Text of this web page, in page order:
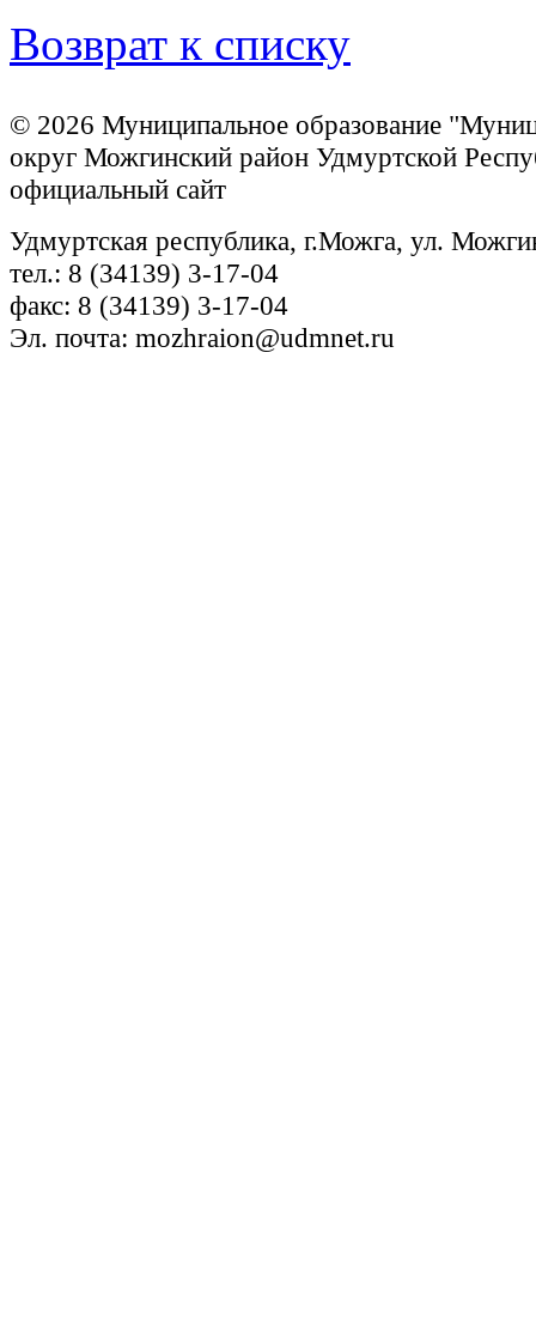
Возврат к списку
© 2026 Муниципальное образование
округ Можгинский район Удмуртской
официальный сайт
Удмуртская республика, г.Можга, ул.
тел.: 8 (34139) 3-17-04
факс: 8 (34139) 3-17-04
Эл. почта: mozhraion@udmnet.ru